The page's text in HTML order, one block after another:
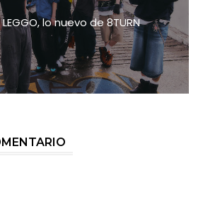
lo nuevo de 8TURN